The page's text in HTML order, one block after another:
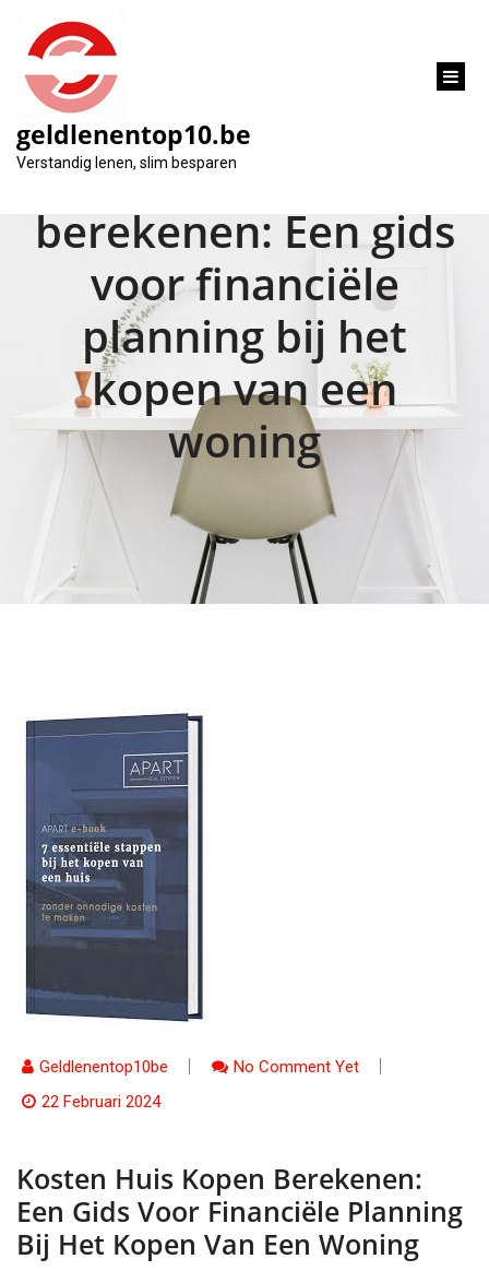
gaan
geldlenentop10.be
Verstandig lenen, slim besparen
Kosten huis kopen
berekenen: Een gids
voor financiële
planning bij het
kopen van een
woning
Geldlenentop10be
No Comment Yet
22 Februari 2024
Kosten Huis Kopen Berekenen:
Een Gids Voor Financiële Planning
Bij Het Kopen Van Een Woning